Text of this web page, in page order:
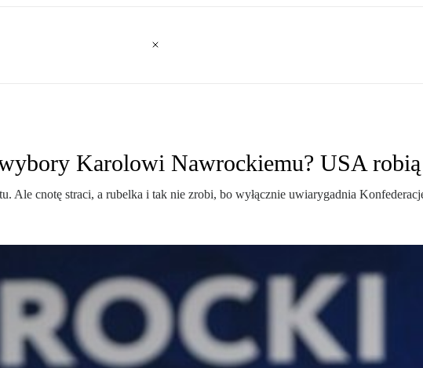
Karolowi Nawrockiemu? USA
Ale cnotę straci, a rubelka i tak nie zrobi, bo wyłącznie uwiarygadnia